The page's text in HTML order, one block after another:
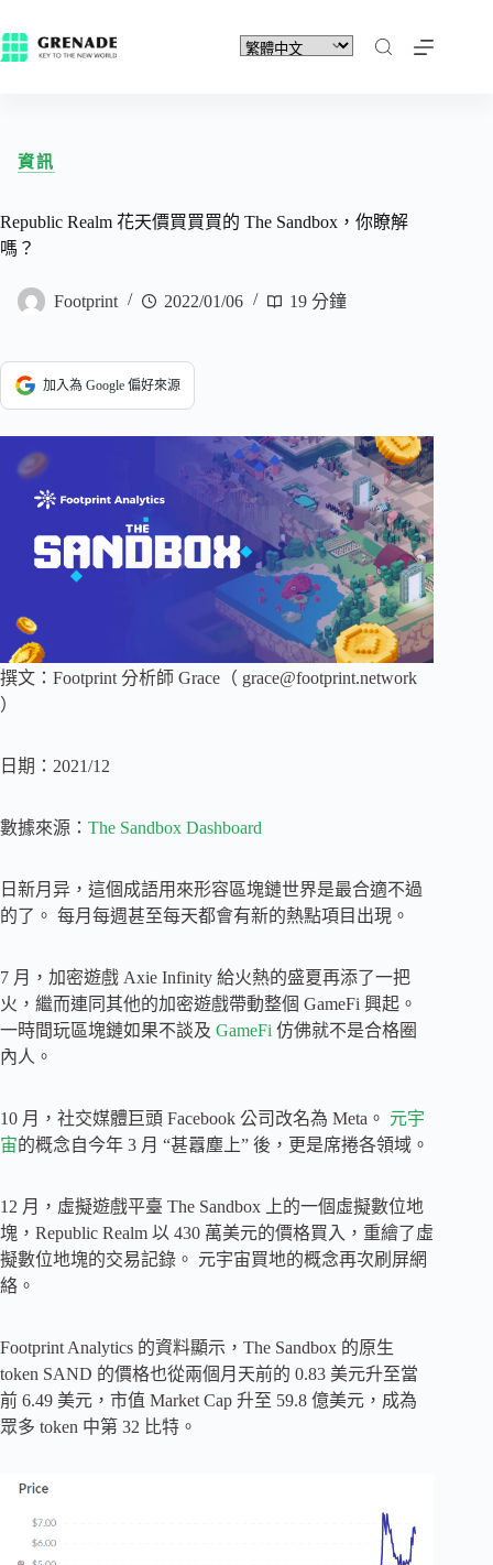
資訊
Republic Realm 花天價買買買的 The Sandbox，你瞭解
嗎？
Footprint 2022/01/06 19 分鐘
加入為 Google 偏好來源
撰文：Footprint 分析師 Grace（ grace@footprint.network
）
日期：2021/12
數據來源： The Sandbox Dashboard
日新月异，這個成語用來形容區塊鏈世界是最合適不過
的了。 每月每週甚至每天都會有新的熱點項目出現。
7 月，加密遊戲 Axie Infinity 給火熱的盛夏再添了一把
火，繼而連同其他的加密遊戲帶動整個 GameFi 興起。
一時間玩區塊鏈如果不談及 GameFi 仿佛就不是合格圈
內人。
10 月，社交媒體巨頭 Facebook 公司改名為 Meta。 元宇
宙的概念自今年 3 月 “甚囂塵上” 後，更是席捲各領域。
12 月，虛擬遊戲平臺 The Sandbox 上的一個虛擬數位地
塊，Republic Realm 以 430 萬美元的價格買入，重繪了虛
擬數位地塊的交易記錄。 元宇宙買地的概念再次刷屏網
絡。
Footprint Analytics 的資料顯示，The Sandbox 的原生
token SAND 的價格也從兩個月天前的 0.83 美元升至當
前 6.49 美元，市值 Market Cap 升至 59.8 億美元，成為
眾多 token 中第 32 比特。